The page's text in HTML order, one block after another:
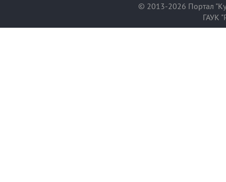
© 2013-2026 Портал
ГАУК